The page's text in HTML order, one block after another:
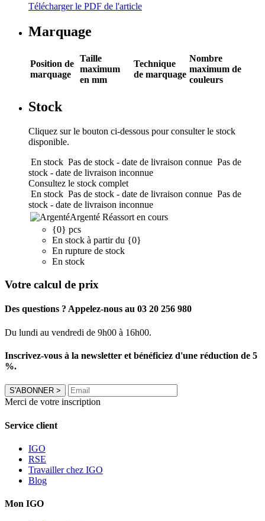
Télécharger le PDF de l'article
Marquage
Position de
marquage
Taille
maximum
en mm
Technique
de marquage
Nombre
maximum de
couleurs
Stock
Cliquez sur le bouton ci-dessous pour consulter le stock
disponible.
En stock Pas de stock - date de livraison connue Pas de
stock - date de livraison inconnue
Consultez le stock complet
En stock Pas de stock - date de livraison connue Pas de
stock - date de livraison inconnue
Argenté Réassort en cours
{0} pcs
En stock à partir du {0}
En rupture de stock
En stock
Votre calcul de prix
Des questions ? Appelez-nous au 03 20 256 980
Du lundi au vendredi de 9h00 à 16h00.
Inscrivez-vous à la newsletter et bénéficiez d'une réduction de 5
%.
S'ABONNER >
Merci de votre inscription
Service client
IGO
RSE
Travailler chez IGO
Blog
Mon IGO